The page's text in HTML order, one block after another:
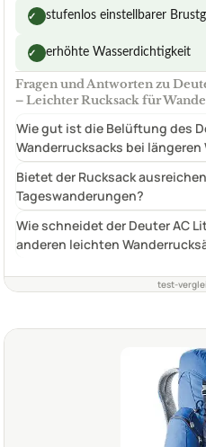
✓ stufenlos einstellbarer
✓ erhöhte Wasserdichtigkeit
Fragen und Antworten zu
– Leichter Rucksack für
Wie gut ist die Belüftung des
Wanderrucksacks bei längeren
Bietet der Rucksack
Tageswanderungen?
Wie schneidet der Deuter AC
anderen leichten
test-